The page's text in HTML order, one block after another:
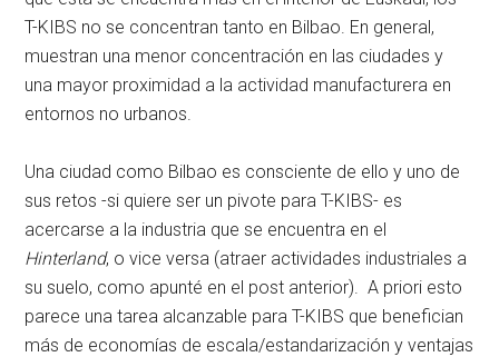
T-KIBS no se concentran tanto en Bilbao. En general,
muestran una menor concentración en las ciudades y
una mayor proximidad a la actividad manufacturera en
entornos no urbanos.
Una ciudad como Bilbao es consciente de ello y uno de
sus retos -si quiere ser un pivote para T-KIBS- es
acercarse a la industria que se encuentra en el
Hinterland, o vice versa (atraer actividades industriales a
su suelo, como apunté en el post anterior). A priori esto
parece una tarea alcanzable para T-KIBS que benefician
más de economías de escala/estandarización y ventajas